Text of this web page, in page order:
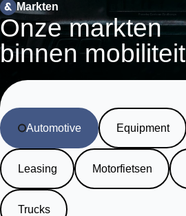
Markten
Onze markten
binnen mobiliteit
Automotive Equipment
Leasing Motorfietsen
Trucks